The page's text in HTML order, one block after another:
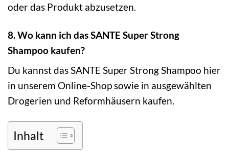
oder das Produkt abzusetzen.
8. Wo kann ich das SANTE Super Strong
Shampoo kaufen?
Du kannst das SANTE Super Strong Shampoo hier
in unserem Online-Shop sowie in ausgewählten
Drogerien und Reformhäusern kaufen.
Inhalt